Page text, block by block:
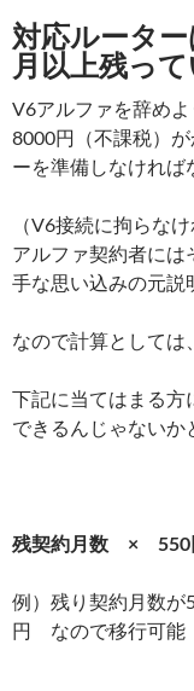
対応ルータ
月以上残っ
V6アルファを辞め
8000円（不課税）
ーを準備しなければ
（V6接続に拘らな
アルファ契約者には
手な思い込みの元説
なので計算としては
下記に当てはまる方
できるんじゃないか
残契約月数 × 550
例）残り契約月数
円 なので移行可能